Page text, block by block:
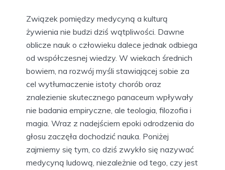
Związek pomiędzy medycyną a kulturą
żywienia nie budzi dziś wątpliwości. Dawne
oblicze nauk o człowieku dalece jednak odbiega
od współczesnej wiedzy. W wiekach średnich
bowiem, na rozwój myśli stawiającej sobie za
cel wytłumaczenie istoty chorób oraz
znalezienie skutecznego panaceum wpływały
nie badania empiryczne, ale teologia, filozofia i
magia. Wraz z nadejściem epoki odrodzenia do
głosu zaczęła dochodzić nauka. Poniżej
zajmiemy się tym, co dziś zwykło się nazywać
medycyną ludową, niezależnie od tego, czy jest